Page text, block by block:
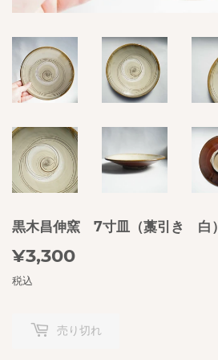
黒木昌伸窯 7寸皿（藁引き 白）
¥3,300
税込
売り切れ